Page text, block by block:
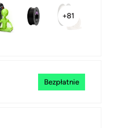
+81
Bezpłatnie